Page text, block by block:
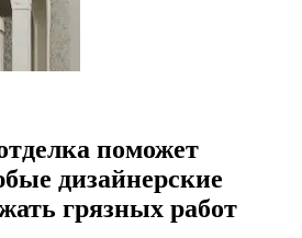
поможет
дизайнерские
грязных работ